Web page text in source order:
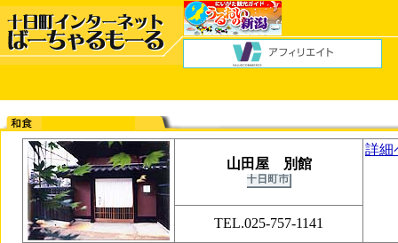
山田屋 別館
詳細
TEL.025-757-1141